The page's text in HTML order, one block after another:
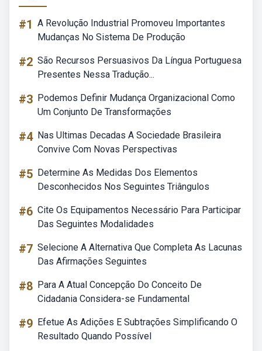
#1 A Revolução Industrial Promoveu Importantes
Mudanças No Sistema De Produção
#2 São Recursos Persuasivos Da Língua Portuguesa
Presentes Nessa Tradução...
#3 Podemos Definir Mudança Organizacional Como
Um Conjunto De Transformações
#4 Nas Ultimas Decadas A Sociedade Brasileira
Convive Com Novas Perspectivas
#5 Determine As Medidas Dos Elementos
Desconhecidos Nos Seguintes Triângulos
#6 Cite Os Equipamentos Necessário Para Participar
Das Seguintes Modalidades
#7 Selecione A Alternativa Que Completa As Lacunas
Das Afirmações Seguintes
#8 Para A Atual Concepção Do Conceito De
Cidadania Considera-se Fundamental
#9 Efetue As Adições E Subtrações Simplificando O
Resultado Quando Possível